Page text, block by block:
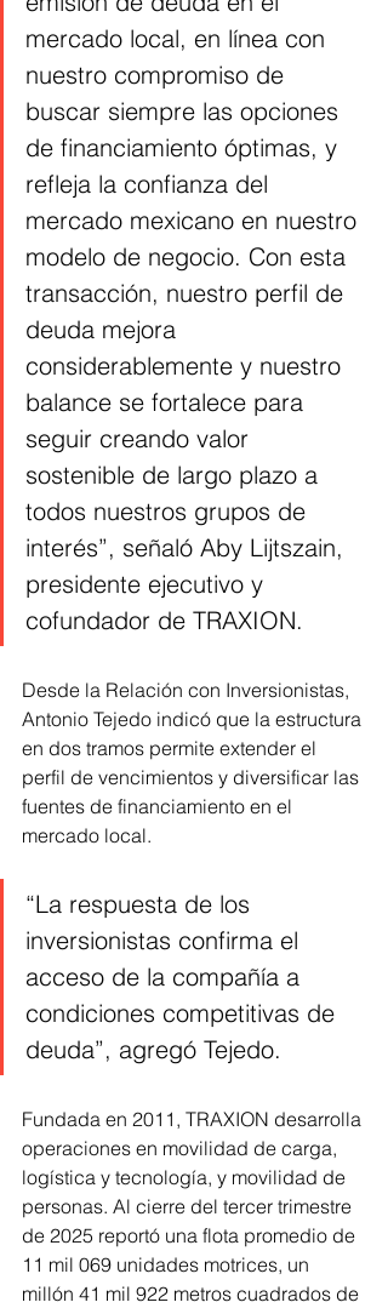
mercado local, en línea con
nuestro compromiso de
buscar siempre las opciones
de financiamiento óptimas, y
refleja la confianza del
mercado mexicano en nuestro
modelo de negocio. Con esta
transacción, nuestro perfil de
deuda mejora
considerablemente y nuestro
balance se fortalece para
seguir creando valor
sostenible de largo plazo a
todos nuestros grupos de
interés”, señaló Aby Lijtszain,
presidente ejecutivo y
cofundador de TRAXION.
Desde la Relación con Inversionistas,
Antonio Tejedo indicó que la estructura
en dos tramos permite extender el
perfil de vencimientos y diversificar las
fuentes de financiamiento en el
mercado local.
“La respuesta de los
inversionistas confirma el
acceso de la compañía a
condiciones competitivas de
deuda”, agregó Tejedo.
Fundada en 2011, TRAXION desarrolla
operaciones en movilidad de carga,
logística y tecnología, y movilidad de
personas. Al cierre del tercer trimestre
de 2025 reportó una flota promedio de
11 mil 069 unidades motrices, un
millón 41 mil 922 metros cuadrados de